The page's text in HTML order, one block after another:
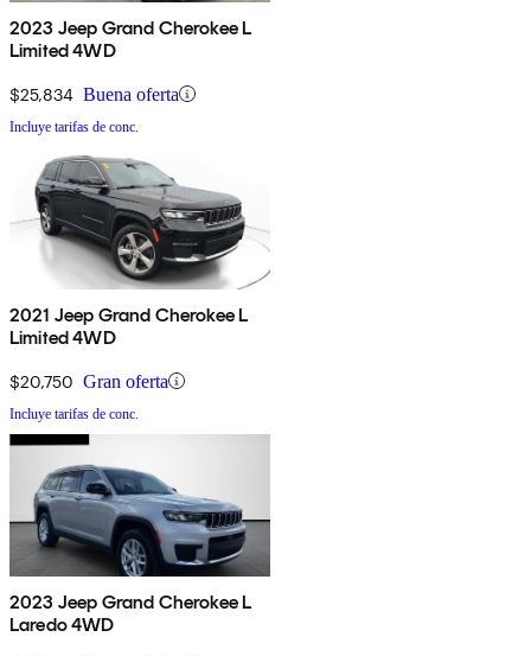
2023 Jeep Grand Cherokee L
Limited 4WD
$25,834 Buena oferta
Incluye tarifas de conc.
2021 Jeep Grand Cherokee L
Limited 4WD
$20,750 Gran oferta
Incluye tarifas de conc.
2023 Jeep Grand Cherokee L
Laredo 4WD